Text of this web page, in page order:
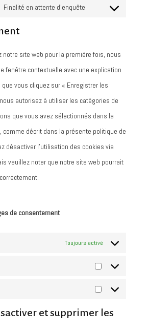
facebook
Finalité en attente d’enquête
Consent
divers
notre site web pour la première fois, nous
fenêtre contextuelle avec une explication
vous cliquez sur « Enregistrer les
autorisez à utiliser les catégories de
que vous avez sélectionnés dans la
comme décrit dans la présente politique de
désactiver l’utilisation des cookies via
veuillez noter que notre site web pourrait
de consentement
Toujours activé
et supprimer les